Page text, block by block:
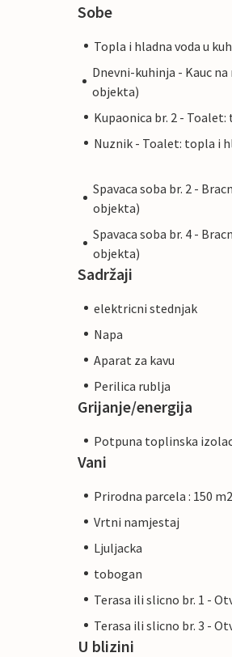
Sobe
Topla i hladna voda u
Dnevni-kuhinja - Kauc
objekta)
Kupaonica br. 2 -
Nuznik - Toalet: topla i
Spavaca soba br. 2 -
objekta)
Spavaca soba br. 4 -
objekta)
Sadržaji
elektricni stednjak
Napa
Aparat za kavu
Perilica rublja
Grijanje/energija
Potpuna toplinska
Vani
Prirodna parcela : 150 m2
Vrtni namjestaj
Ljuljacka
tobogan
Terasa ili slicno br. 1 -
Terasa ili slicno br. 3 -
U blizini